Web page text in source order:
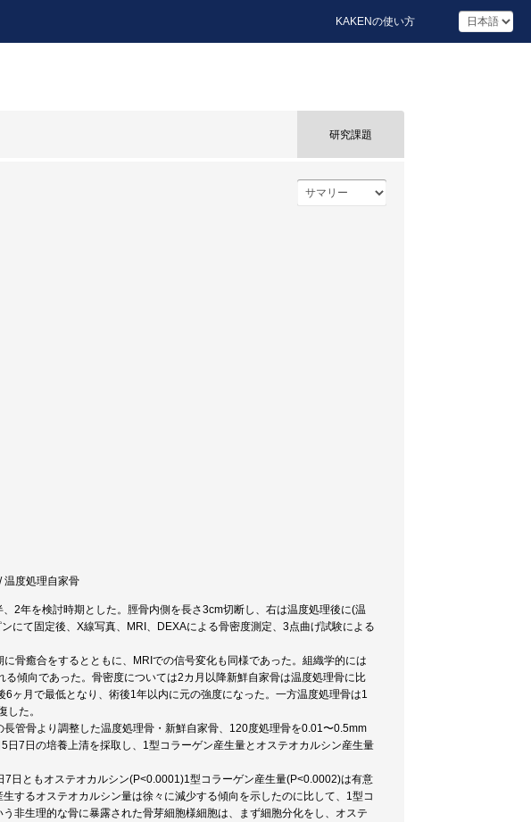
KAKENの使い方
研究課題
温度処理自家骨
2年を検討時期とした。脛骨内側を長さ3cm切断し、右は温度処理後に(温
にて固定後、X線写真、MRI、DEXAによる骨密度測定、3点曲げ試験による
骨癒合をするとともに、MRIでの信号変化も同様であった。組織学的には
傾向であった。骨密度については2カ月以降新鮮自家骨は温度処理骨に比
ヶ月で最低となり、術後1年以内に元の強度になった。一方温度処理骨は1
た。
管骨より調整した温度処理骨・新鮮自家骨、120度処理骨を0.01〜0.5mm
7日の培養上清を採取し、1型コラーゲン産生量とオステオカルシン産生量
日ともオステオカルシン(P<0.0001)1型コラーゲン産生量(P<0.0002)は有意
するオステオカルシン量は徐々に減少する傾向を示したのに比して、1型コ
非生理的な骨に暴露された骨芽細胞様細胞は、まず細胞分化をし、オステ